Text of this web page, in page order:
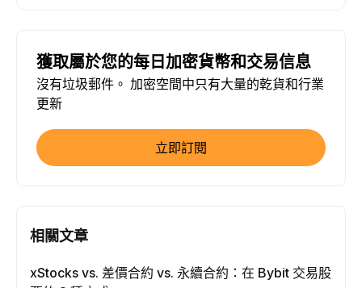
獲取屬於您的每日加密貨幣和交易信息
沒有垃圾郵件。 加密空間中只有大量的乾貨和行業
更新
立即訂閱
相關文章
xStocks vs. 差價合約 vs. 永續合約：在 Bybit 交易股